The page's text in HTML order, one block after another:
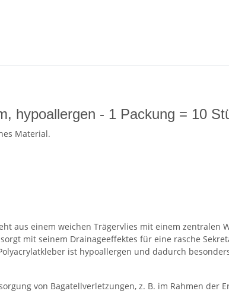
hypoallergen - 1 Packung = 10
Material.
aus einem weichen Trägervlies mit einem zentralen
mit seinem Drainageeffektes für eine rasche
ist hypoallergen und dadurch
von Bagatellverletzungen, z. B. im Rahmen der